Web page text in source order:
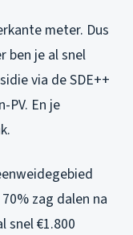
meter. Dus
ben je al snel
via de SDE++
PV. En je
zag dalen na
snel €1.800